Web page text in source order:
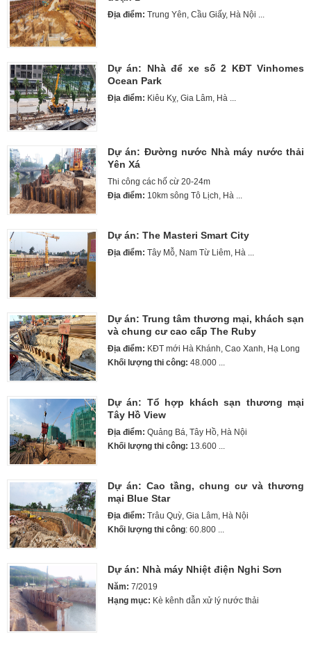
Địa điểm: Trung Yên, Cầu Giấy, Hà Nội ...
Dự án: Nhà để xe số 2 KĐT Vinhomes
Ocean Park
Địa điểm: Kiêu Kỵ, Gia Lâm, Hà ...
Dự án: Đường nước Nhà máy nước thải
Yên Xá
Thi công các hố cừ 20-24m
Địa điểm: 10km sông Tô Lịch, Hà ...
Dự án: The Masteri Smart City
Địa điểm: Tây Mỗ, Nam Từ Liêm, Hà ...
Dự án: Trung tâm thương mại, khách sạn
và chung cư cao cấp The Ruby
Địa điểm: KĐT mới Hà Khánh, Cao Xanh, Hạ Long
Khối lượng thi công: 48.000 ...
Dự án: Tổ hợp khách sạn thương mại
Tây Hồ View
Địa điểm: Quảng Bá, Tây Hồ, Hà Nội
Khối lượng thi công: 13.600 ...
Dự án: Cao tầng, chung cư và thương
mại Blue Star
Địa điểm: Trâu Quỳ, Gia Lâm, Hà Nội
Khối lượng thi công: 60.800 ...
Dự án: Nhà máy Nhiệt điện Nghi Sơn
Năm: 7/2019
Hạng mục: Kè kênh dẫn xử lý nước thải